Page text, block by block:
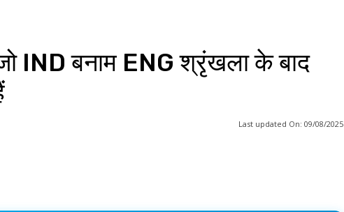
IND बनाम ENG श्रृंखला के बाद
Last updated On: 09/08/2025